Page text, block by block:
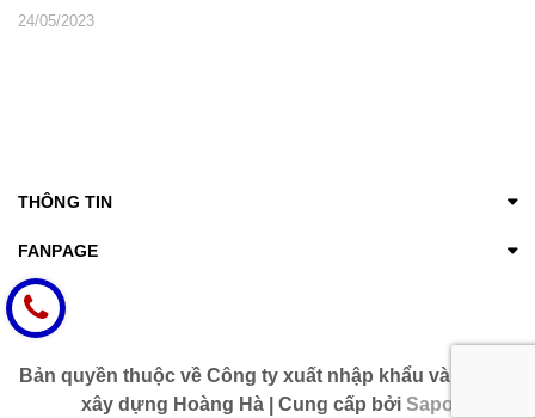
24/05/2023
THÔNG TIN
FANPAGE
Bản quyền thuộc về Công ty xuất nhập khẩu và thiết bị
xây dựng Hoàng Hà | Cung cấp bởi Sapo